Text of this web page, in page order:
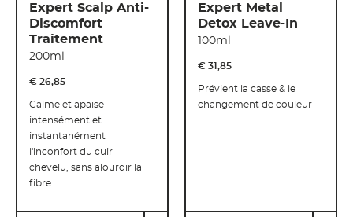
Expert Scalp Anti-
Discomfort
Traitement
200ml
€ 26,85
Calme et apaise
intensément et
instantanément
l'inconfort du cuir
chevelu, sans alourdir la
fibre
Expert Metal
Detox Leave-In
100ml
€ 31 ,85
Prévient la casse & le
changement de couleur